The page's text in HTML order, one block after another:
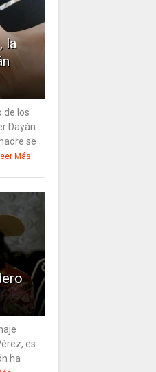
la
de los
Dayán
se
Más
es
ha